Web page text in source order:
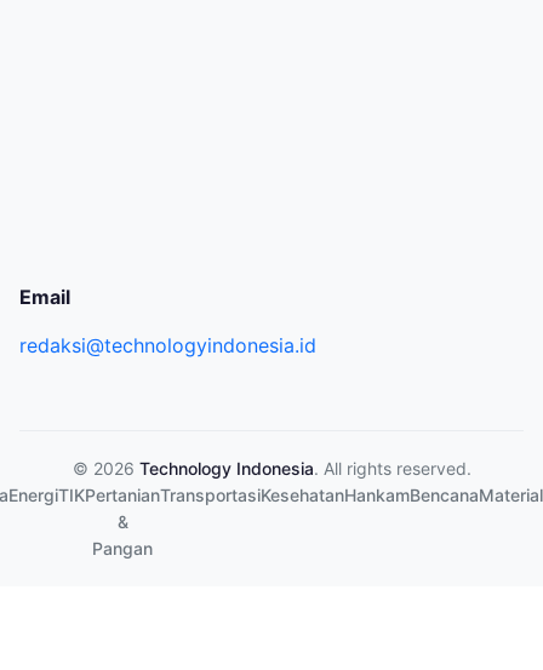
Email
redaksi@technologyindonesia.id
© 2026 Technology Indonesia. All rights reserved.
EnergiTIKPertanian
&
Pangan
TransportasiKesehatanHankamBencanaMaterial